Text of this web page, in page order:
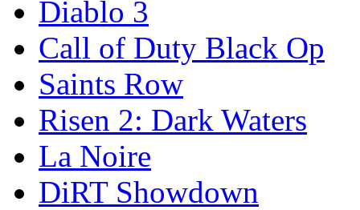
Diablo 3
Call of Duty Black Op
Saints Row
Risen 2: Dark Waters
La Noire
DiRT Showdown